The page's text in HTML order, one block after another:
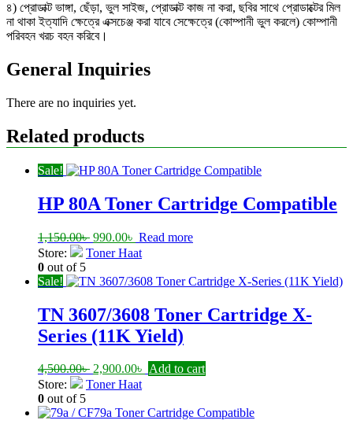
৪) প্রোডাক্ট ভাঙ্গা, ছেঁড়া, ভুল সাইজ, প্রোডাক্ট কাজ না করা, ছবির সাথে প্রোডাক্টের মিল
না থাকা ইত্যাদি ক্ষেত্রে এক্সচেঞ্জ করা যাবে সেক্ষেত্রে (কোম্পানী ভুল করলে) কোম্পানী
পরিবহন খরচ বহন করিবে।
General Inquiries
There are no inquiries yet.
Related products
Sale!
HP 80A Toner Cartridge Compatible
1,150.00৳ Original
price
1,150.00৳ .
990.00৳ Current
price
990.00৳ .
Read more
Store:
Toner Haat
0 out of 5
Sale!
TN 3607/3608 Toner Cartridge X-
Series (11K Yield)
4,500.00৳ Original
price
4,500.00৳ .
2,900.00৳ Current
2,900.00৳ .
Add to cart
Store:
Toner Haat
0 out of 5